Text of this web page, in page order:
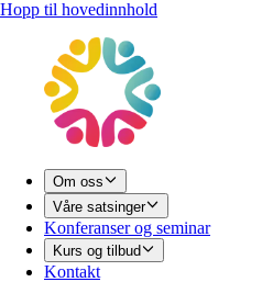
Hopp til hovedinnhold
Om oss
Våre satsinger
Konferanser og seminar
Kurs og tilbud
Kontakt